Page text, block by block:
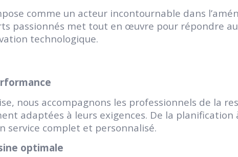
comme un acteur incontournable dans
passionnés met tout en œuvre pour répondre
technologique.
nous accompagnons les professionnels de la
adaptées à leurs exigences. De la planification
service complet et personnalisé.
optimale